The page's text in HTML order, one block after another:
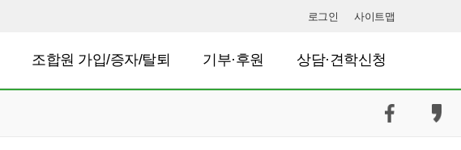
로그인 사이트맵
조합원 가입/증자/탈퇴 기부·후원 상담·견학신청